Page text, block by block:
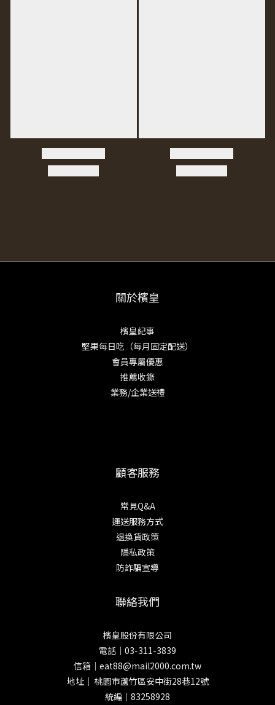
關於檳皇
檳皇紀事
堅果每日吃（每月固定配送）
會員專屬優惠
推薦收錄
業務/企業送禮
顧客服務
常見Q&A
運送服務方式
退換貨政策
隱私政策
防詐騙宣導
聯絡我們
檳皇股份有限公司
電話｜03-311-3839
信箱｜eat88@mail2000.com.tw
地址｜ 桃園市蘆竹區安中街28巷12號
統編｜83258928